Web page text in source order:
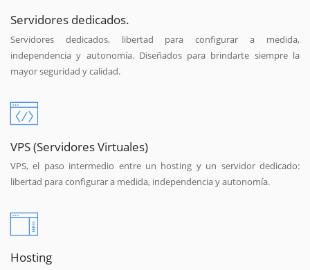
Servidores dedicados.
Servidores dedicados, libertad para configurar a medida,
independencia y autonomía. Diseñados para brindarte siempre la
mayor seguridad y calidad.
VPS (Servidores Virtuales)
VPS, el paso intermedio entre un hosting y un servidor dedicado:
libertad para configurar a medida, independencia y autonomía.
Hosting